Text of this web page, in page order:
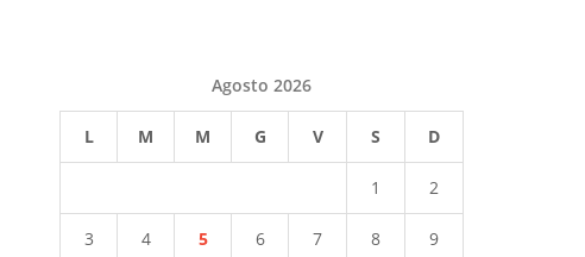
Agosto 2026
L M M G V S D
1 2
3 4 5 6 7 8 9